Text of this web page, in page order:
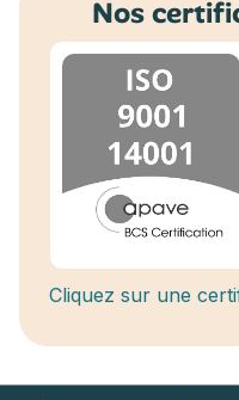
Nos
Cliquez sur une